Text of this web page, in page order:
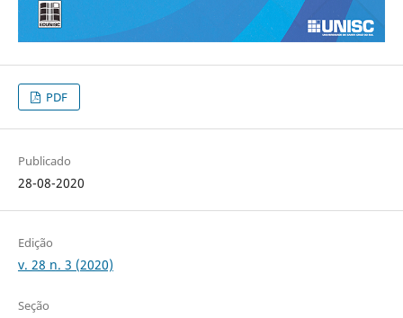
PDF
Publicado
28-08-2020
Edição
v. 28 n. 3 (2020)
Seção